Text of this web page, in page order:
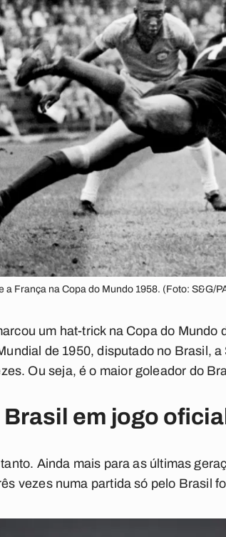
a França na Copa do Mundo 1958. (Foto: S&G/
um hat-trick na Copa do Mundo
de 1950, disputado no Brasil,
Ou seja, é o maior goleador do
em jogo oficial
Ainda mais para as últimas
vezes numa partida só pelo Brasil